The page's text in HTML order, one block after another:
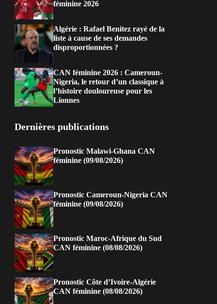
féminine 2026
Algérie : Rafael Benitez rayé de la
liste à cause de ses demandes
disproportionnées ?
CAN féminine 2026 : Cameroun-
Nigeria, le retour d’un classique à
l’histoire douloureuse pour les
Lionnes
Dernières publications
Pronostic Malawi-Ghana CAN
féminine (09/08/2026)
Pronostic Cameroun-Nigeria CAN
féminine (09/08/2026)
Pronostic Maroc-Afrique du Sud
CAN féminine (08/08/2026)
Pronostic Côte d’Ivoire-Algérie
CAN féminine (08/08/2026)